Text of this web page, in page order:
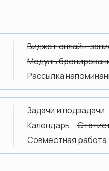
Виджет онлайн-
Модуль
Рассылка
Задачи и подзадачи
Календарь
Совместная работа